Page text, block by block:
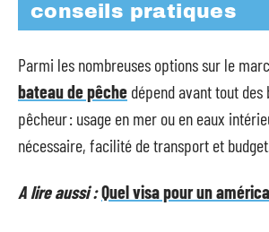
conseils pratiques
Parmi les nombreuses options sur le
bateau de pêche dépend avant tout des
pêcheur : usage en mer ou en eaux
nécessaire, facilité de transport et budget.
A lire aussi :Quel visa pour un